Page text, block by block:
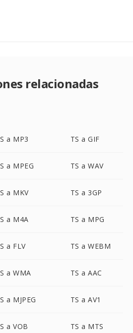
relacionadas
a MP3 TS a GIF
a MPEG TS a WAV
a MKV TS a 3GP
a M4A TS a MPG
a FLV TS a WEBM
a WMA TS a AAC
a MJPEG TS a AV1
a VOB TS a MTS